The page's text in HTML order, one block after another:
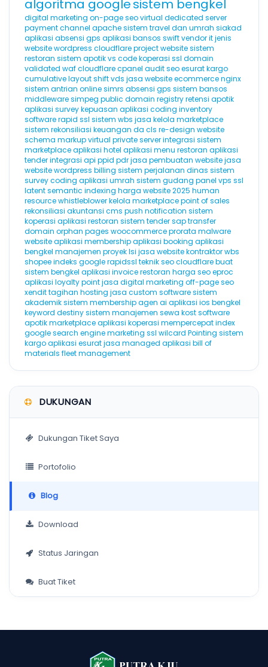
algoritma googlesistem bengkel
digital marketing on-page seovirtual dedicated server
payment channel apachesistem travel dan umrah siakad
aplikasi absensi gps aplikasi bansos swiftvendor itjenis
websitewordpress cloudflareproject websitesistem
restoran sistem apotikvs codekoperasi ssl domain
validated waf cloudflarecpanel audit seoesuratkargo
cumulative layout shiftvds jasa website ecommercenginx
sistem antrian onlinesimrs absensi gps sistem bansos
middlewaresimpeg public domain registryretensi apotik
aplikasi survey kepuasan aplikasi coding inventory
softwarerapid ssl sistem wbs jasa kelola marketplace
sistem rekonsiliasi keuangan da cls re-design website
schema markupvirtual private serverintegrasi sistem
marketplaceaplikasi hotel aplikasi menu restoran aplikasi
tenderintegrasi api ppid pdrjasa pembuatan websitejasa
website wordpress billing sistem perjalanan dinas sistem
surveycoding aplikasi umrah sistem gudang panel vps ssl
latent semantic indexing harga website 2025 human
resourcewhistleblowerkelola marketplacepoint of sales
rekonsiliasi akuntansi cms push notification sistem
koperasi aplikasi restoran sistem tendersaptransfer
domain orphan pages woocommerceprorata malware
websiteaplikasi membershipaplikasi booking aplikasi
bengkel manajemen proyeklsi jasa website kontraktorwbs
shopeeindeks googlerapidssl teknik seocloudflarebuat
sistem bengkel aplikasi invoicerestoran harga seoeproc
aplikasi loyalty pointjasa digital marketing off-page seo
xendittagihan hosting jasa custom softwaresistem
akademiksistem membershipagen ai aplikasi ios bengkel
keyword destinysistem manajemen sewa kostsoftware
apotikmarketplaceaplikasi koperasi mempercepat index
googlesearch engine marketing ssl wilcard Pointing sistem
kargoaplikasi esuratjasa managed aplikasi bill of
materials fleet management
DUKUNGAN
Dukungan Tiket Saya
Portofolio
Blog
Download
Status Jaringan
Buat Tiket